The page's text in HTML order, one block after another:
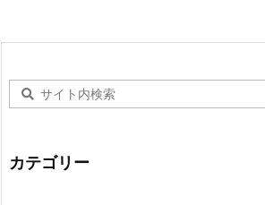
カテゴリー